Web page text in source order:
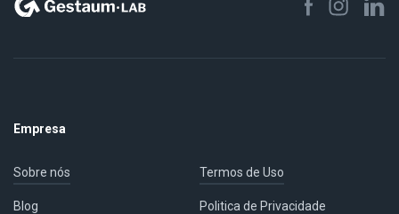
Empresa
Sobre nós Termos de Uso
Blog Politica de Privacidade